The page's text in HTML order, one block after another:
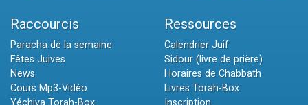
Raccourcis
Paracha de la semaine
Fêtes Juives
News
Cours Mp3-Vidéo
Ressources
Calendrier Juif
Sidour (livre de prière)
Horaires de Chabbath
Livres Torah-Box